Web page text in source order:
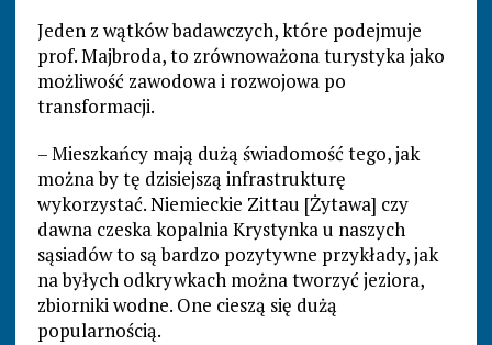
Jeden z wątków badawczych, które podejmuje
prof. Majbroda, to zrównoważona turystyka jako
możliwość zawodowa i rozwojowa po
transformacji.
– Mieszkańcy mają dużą świadomość tego, jak
można by tę dzisiejszą infrastrukturę
wykorzystać. Niemieckie Zittau [Żytawa] czy
dawna czeska kopalnia Krystynka u naszych
sąsiadów to są bardzo pozytywne przykłady, jak
na byłych odkrywkach można tworzyć jeziora,
zbiorniki wodne. One cieszą się dużą
popularnością.